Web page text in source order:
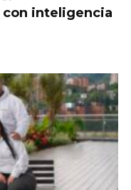
inteligencia